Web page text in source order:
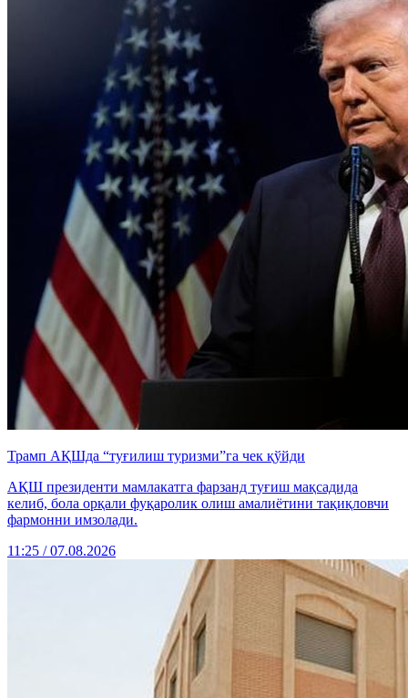
Трамп АҚШда “туғилиш туризми”га чек қўйди
АҚШ президенти мамлакатга фарзанд туғиш мақсадида
келиб, бола орқали фуқаролик олиш амалиётини тақиқловчи
фармонни имзолади.
11:25 / 07.08.2026